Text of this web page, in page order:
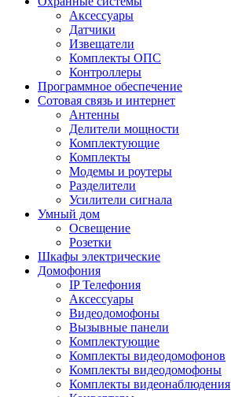
Аксессуары
Датчики
Извещатели
Комплекты ОПС
Контроллеры
Программное обеспечение
Сотовая связь и интернет
Антенны
Делители мощности
Комплектующие
Комплекты
Модемы и роутеры
Разделители
Усилители сигнала
Умный дом
Освещение
Розетки
Шкафы электрические
Домофония
IP Телефония
Аксессуары
Видеодомофоны
Вызывные панели
Комплектующие
Комплекты видеодомофонов
Комплекты видеодомофоны
Комплекты видеонаблюдения